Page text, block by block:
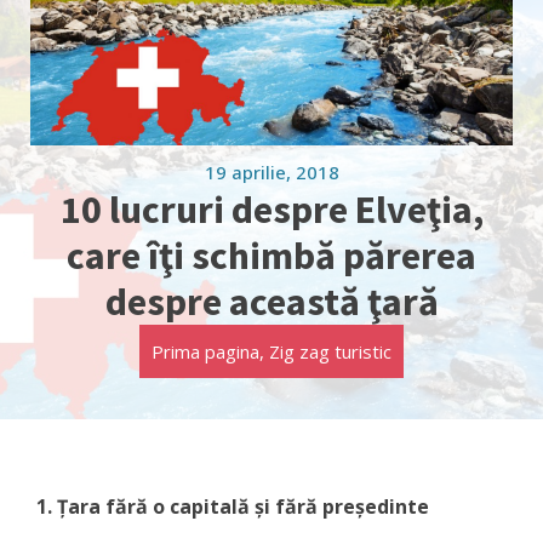
19 aprilie, 2018
10 lucruri despre Elveţia,
care îţi schimbă părerea
despre această ţară
Prima pagina, Zig zag turistic
1. Țara fără o capitală și fără președinte